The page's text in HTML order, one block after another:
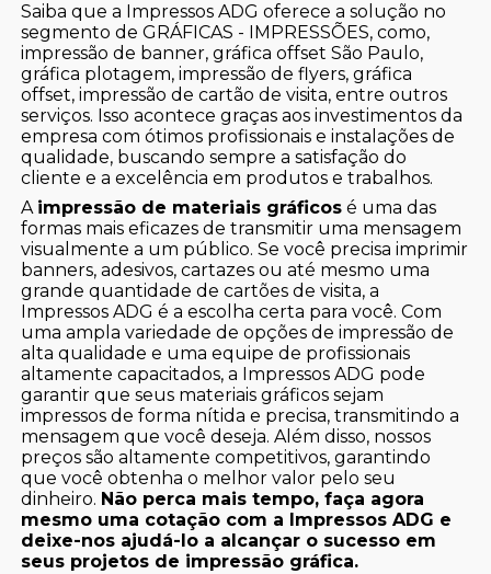
Saiba que a Impressos ADG oferece a solução no
segmento de GRÁFICAS - IMPRESSÕES, como,
impressão de banner, gráfica offset São Paulo,
gráfica plotagem, impressão de flyers, gráfica
offset, impressão de cartão de visita, entre outros
serviços. Isso acontece graças aos investimentos da
empresa com ótimos profissionais e instalações de
qualidade, buscando sempre a satisfação do
cliente e a excelência em produtos e trabalhos.
A impressão de materiais gráficos é uma das
formas mais eficazes de transmitir uma mensagem
visualmente a um público. Se você precisa imprimir
banners, adesivos, cartazes ou até mesmo uma
grande quantidade de cartões de visita, a
Impressos ADG é a escolha certa para você. Com
uma ampla variedade de opções de impressão de
alta qualidade e uma equipe de profissionais
altamente capacitados, a Impressos ADG pode
garantir que seus materiais gráficos sejam
impressos de forma nítida e precisa, transmitindo a
mensagem que você deseja. Além disso, nossos
preços são altamente competitivos, garantindo
que você obtenha o melhor valor pelo seu
dinheiro. Não perca mais tempo, faça agora
mesmo uma cotação com a Impressos ADG e
deixe-nos ajudá-lo a alcançar o sucesso em
seus projetos de impressão gráfica.